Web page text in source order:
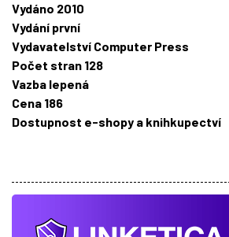
Vydáno 2010
Vydání první
Vydavatelství Computer Press
Počet stran 128
Vazba lepená
Cena 186
Dostupnost e-shopy a knihkupectví